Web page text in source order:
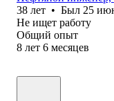
38 лет • Был 25
Не ищет работу
Общий опыт
8 лет 6 месяцев